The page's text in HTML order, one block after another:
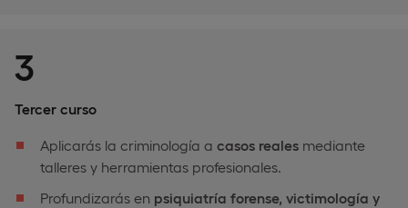
3
Tercer curso
Aplicarás la criminología a casos reales mediante
talleres y herramientas profesionales.
Profundizarás en psiquiatría forense, victimología y